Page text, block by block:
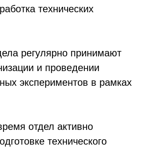
технических
регулярно принимают
и проведении
экспериментов в рамках
отдел активно
технического